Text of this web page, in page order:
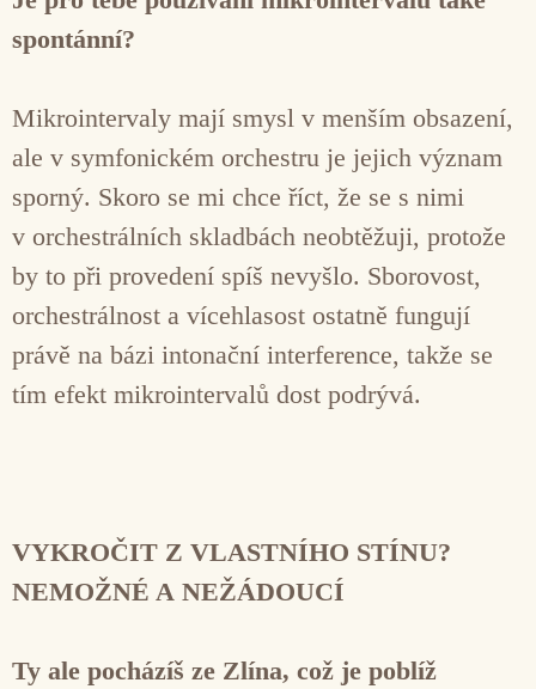
spontánní?
Mikrointervaly mají smysl v menším obsazení,
ale v symfonickém orchestru je jejich význam
sporný. Skoro se mi chce říct, že se s nimi
v orchestrálních skladbách neobtěžuji, protože
by to při provedení spíš nevyšlo. Sborovost,
orchestrálnost a vícehlasost ostatně fungují
právě na bázi intonační interference, takže se
tím efekt mikrointervalů dost podrývá.
VYKROČIT Z VLASTNÍHO STÍNU?
NEMOŽNÉ A NEŽÁDOUCÍ
Ty ale pocházíš ze Zlína, což je poblíž